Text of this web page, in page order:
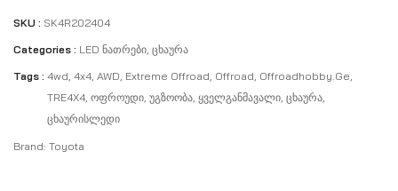
SKU : SK4R202404
Categories : LED Ნათრები Ცხაურა
Tags : 4wd 4x4 AWD Extreme Offroad Offroad Offroadhobby.ge
TRE4X4 Ოფროუდი Უგზოობა Ყველგანმავალი Ცხაურა
Ცხაურისლედი
Brand: Toyota